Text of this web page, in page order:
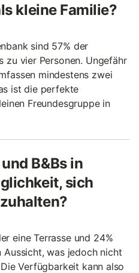
kleine Familie?
sind 57% der
zu vier Personen. Ungefähr
mindestens zwei
ist die perfekte
Freundesgruppe in
B&Bs in
sich
eine Terrasse und 24%
was jedoch nicht
Verfügbarkeit kann also